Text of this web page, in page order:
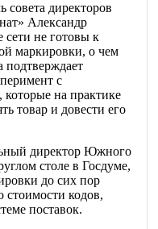
совета директоров
Александр
не готовы к
маркировки, о чем
подтверждает
с
на практике
товар и довести его
директор Южного
столе в Госдуме,
до сих пор
кодов,
поставок.